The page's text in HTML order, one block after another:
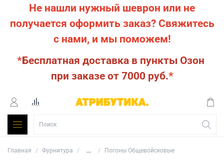
Не нашли нужный шеврон или не
получается оформить заказ? Свяжитесь
с нами, и мы поможем!
*Бесплатная доставка в пункты Озон
при заказе от 7000 руб.*
Главная Фурнитура ... Погоны Общевойсковые